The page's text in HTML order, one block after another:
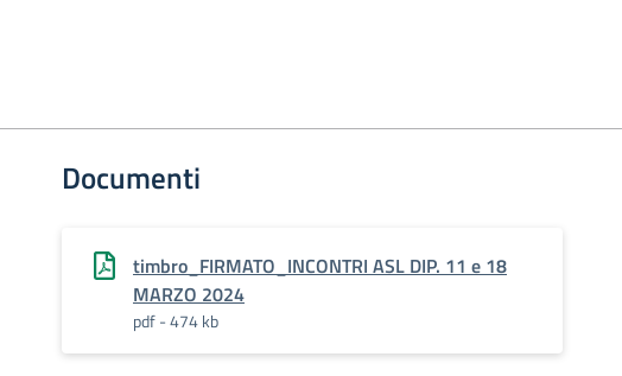
Documenti
timbro_FIRMATO_INCONTRI ASL DIP. 11 e 18
MARZO 2024
pdf - 474 kb